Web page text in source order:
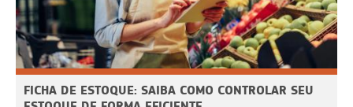
FICHA DE ESTOQUE: SAIBA COMO CONTROLAR SEU